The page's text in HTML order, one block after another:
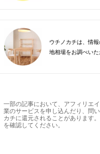
ウチノカチは、情
地相場をお調べい
一部の記事において、アフィリエ
業のサービスを申し込んだり、問
カチに還元されることがあります
を確認してください。